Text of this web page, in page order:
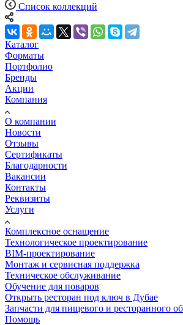
Список коллекций
Каталог
Форматы
Портфолио
Бренды
Акции
Компания
О компании
Новости
Отзывы
Сертификаты
Благодарности
Вакансии
Контакты
Реквизиты
Услуги
Комплексное оснащение
Технологическое проектирование
BIM-проектирование
Монтаж и сервисная поддержка
Техническое обслуживание
Обучение для поваров
Открыть ресторан под ключ в Дубае
Запчасти для пищевого и ресторанного
Помощь